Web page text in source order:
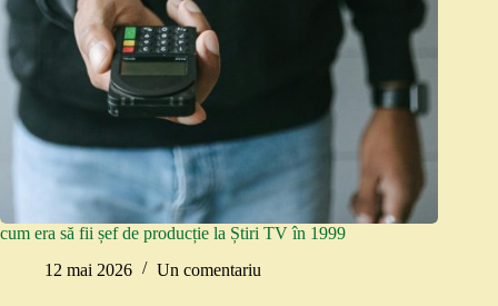
cum era să fii șef de producție la Știri TV în 1999
12 mai 2026
Un comentariu